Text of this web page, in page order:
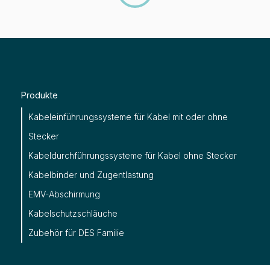
Produkte
Kabeleinführungssysteme für Kabel mit oder ohne
Stecker
Kabeldurchführungssysteme für Kabel ohne Stecker
Kabelbinder und Zugentlastung
EMV-Abschirmung
Kabelschutzschläuche
Zubehör für DES Familie